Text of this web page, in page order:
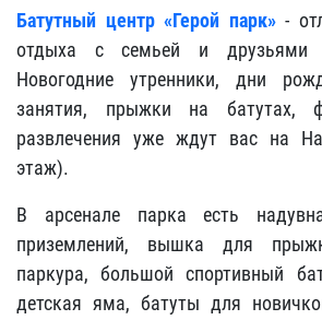
Батутный центр «Герой парк»-
отдыха с семьей и друзьями
Новогодние утренники, дни
занятия, прыжки на батутах,
развлечения уже ждут вас на
этаж).
В арсенале парка есть
приземлений, вышка для
паркура, большой спортивный
детская яма, батуты для